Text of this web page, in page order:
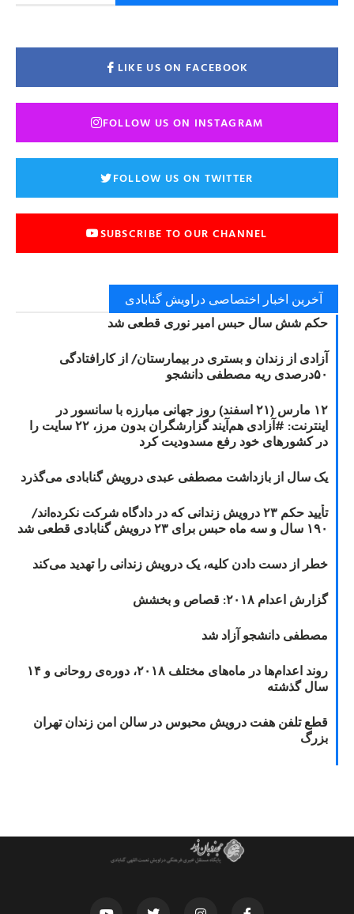
LIKE US ON FACEBOOK
FOLLOW US ON INSTAGRAM
FOLLOW US ON TWITTER
SUBSCRIBE TO OUR CHANNEL
آخرین اخبار اختصاصی دراویش گنابادی
حکم شش سال حبس امیر نوری قطعی شد
آزادی از زندان و بستری در بیمارستان/ از کارافتادگی
۵۰درصدی ریه مصطفی دانشجو
۱۲ مارس (۲۱ اسفند) روز جهانی مبارزه با سانسور در
اینترنت: #آزادی هم‌آیند گزارشگران‌ بدون مرز، ۲۲ سایت را
در کشورهای خود رفع مسدودیت کرد
یک سال از بازداشت مصطفی عبدی درویش گنابادی می‌گذرد
تأیید حکم ۲۳ درویش زندانی که در دادگاه شرکت نکرده‌اند/
۱۹۰ سال و سه ماه حبس برای ۲۳ درویش گنابادی قطعی شد
خطر از دست دادن کلیه، یک درویش زندانی را تهدید می‌کند
گزارش اعدام ۲۰۱۸: قصاص و بخشش
مصطفی دانشجو آزاد شد
روند اعدام‌ها در ماه‌های مختلف ۲۰۱۸، دوره‌ی روحانی و ۱۴
سال گذشته
قطع تلفن هفت درویش محبوس در سالن امن زندان تهران
بزرگ